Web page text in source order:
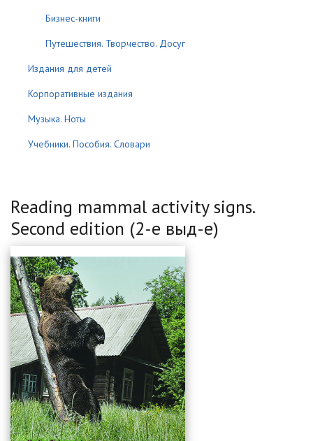
Бизнес-книги
Путешествия. Творчество. Досуг
Издания для детей
Корпоративные издания
Музыка. Ноты
Учебники. Пособия. Словари
Reading mammal activity signs.
Second edition (2-е выд-е)